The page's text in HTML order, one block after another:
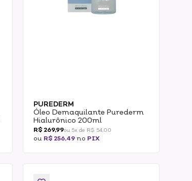
PUREDERM
Óleo Demaquilante Purederm
Hialurônico 200ml
R$ 269,99ou 5x de R$ 54,00
ou R$ 256,49 no PIX